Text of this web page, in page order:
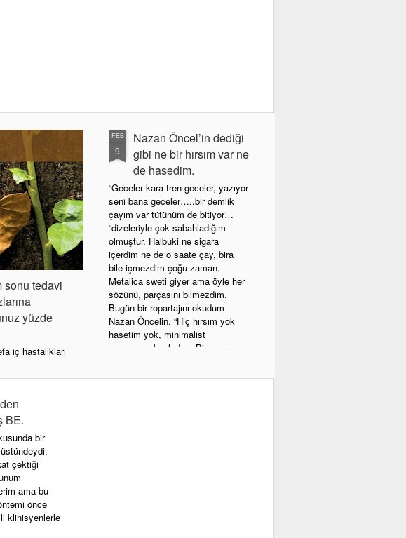
sonu tedavi
yüzde
iç hastalıkları
defa mentorluk
5,5 yıllık iç
sürecinde
olmak
güç olsa ilk
diyordum.
bak. Uzun
da olan bir
FEB
9
Nazan Öncel’in dediği
gibi ne bir hırsım var ne
de hasedim.
“Geceler kara tren geceler, yazıyor
seni bana geceler…..bir demlik
çayım var tütünüm de bitiyor…
“dizeleriyle çok sabahladığım
olmuştur. Halbuki ne sigara
içerdim ne de o saate çay, bira
bile içmezdim çoğu zaman.
Metalica sweti giyer ama öyle her
sözünü, parçasını bilmezdim.
Bugün bir ropartajını okudum
Nazan Öncelin. “Hiç hırsım yok
hasetim yok, minimalist
yaşamaya başladım. Biraz geç
BE.
bir
çektiği
ama bu
önce
klinisyenlerle